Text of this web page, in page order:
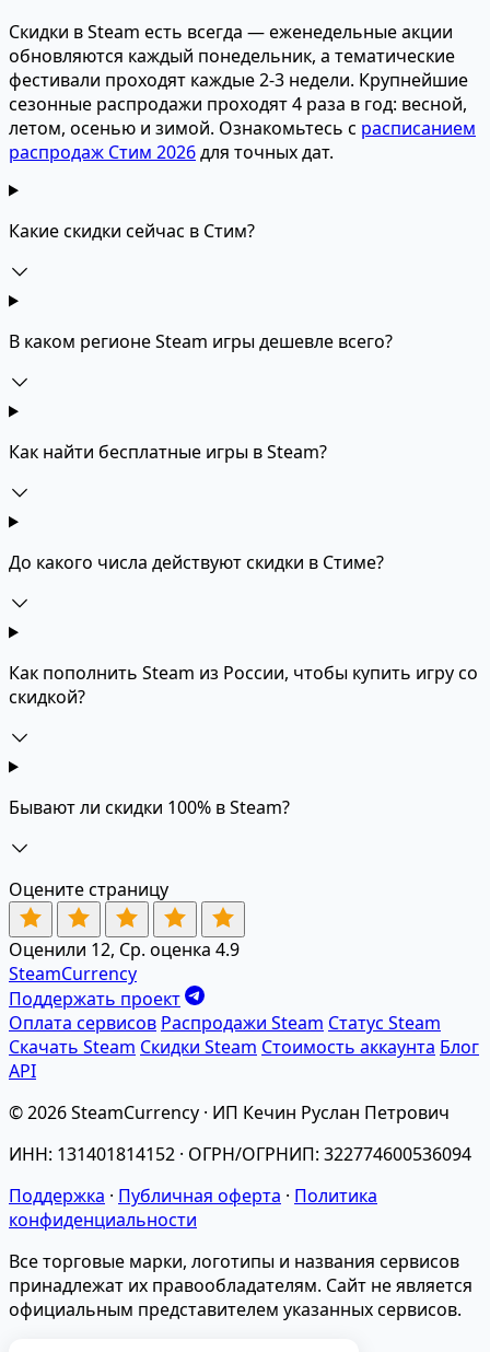
Скидки в Steam есть всегда — еженедельные акции
обновляются каждый понедельник, а тематические
фестивали проходят каждые 2-3 недели. Крупнейшие
сезонные распродажи проходят 4 раза в год: весной,
летом, осенью и зимой. Ознакомьтесь с расписанием
распродаж Стим 2026для точных дат.
Какие скидки сейчас в Стим?
В каком регионе Steam игры дешевле всего?
Как найти бесплатные игры в Steam?
До какого числа действуют скидки в Стиме?
Как пополнить Steam из России, чтобы купить игру со
скидкой?
Бывают ли скидки 100% в Steam?
Оцените страницу
Оценили 12, Ср. оценка 4.9
SteamCurrency
Поддержать проект
Оплата сервисов Распродажи Steam Статус Steam
Скачать Steam Скидки Steam Стоимость аккаунта Блог
API
© 2026 SteamCurrency · ИП Кечин Руслан Петрович
ИНН: 131401814152 · ОГРН/ОГРНИП: 322774600536094
Поддержка · Публичная оферта · Политика
конфиденциальности
Все торговые марки, логотипы и названия сервисов
принадлежат их правообладателям. Сайт не является
официальным представителем указанных сервисов.